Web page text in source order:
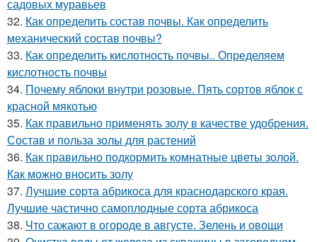
садовых муравьев
32. Как определить состав почвы. Как определить
механический состав почвы?
33. Как определить кислотность почвы.. Определяем
кислотность почвы
34. Почему яблоки внутри розовые. Пять сортов яблок с
красной мякотью
35. Как правильно применять золу в качестве удобрения.
Состав и польза золы для растений
36. Как правильно подкормить комнатные цветы золой.
Как можно вносить золу
37. Лучшие сорта абрикоса для краснодарского края.
Лучшие частично самоплодные сорта абрикоса
38. Что сажают в огороде в августе. Зелень и овощи